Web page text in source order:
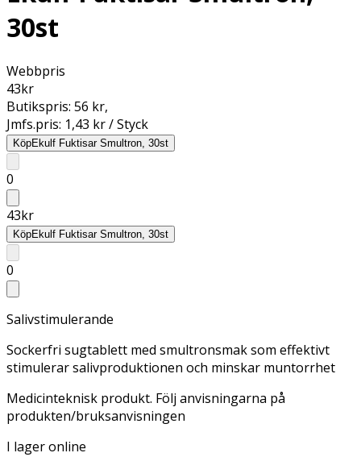
30st
Webbpris
43kr
Butikspris: 56 kr,
Jmfs.pris: 1,43 kr / Styck
KöpEkulf Fuktisar Smultron, 30st
0
43kr
KöpEkulf Fuktisar Smultron, 30st
0
Salivstimulerande
Sockerfri sugtablett med smultronsmak som effektivt
stimulerar salivproduktionen och minskar muntorrhet
Medicinteknisk produkt. Följ anvisningarna på
produkten/bruksanvisningen
I lager online